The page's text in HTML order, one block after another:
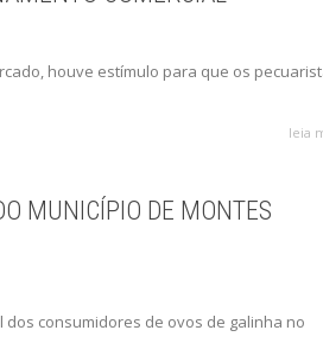
houve estímulo para que os
leia
MUNICÍPIO DE MONTES
consumidores de ovos de galinha no